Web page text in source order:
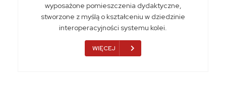
wyposażone pomieszczenia dydaktyczne,
stworzone z myślą o kształceniu w dziedzinie
interoperacyjności systemu kolei.
WIĘCEJ